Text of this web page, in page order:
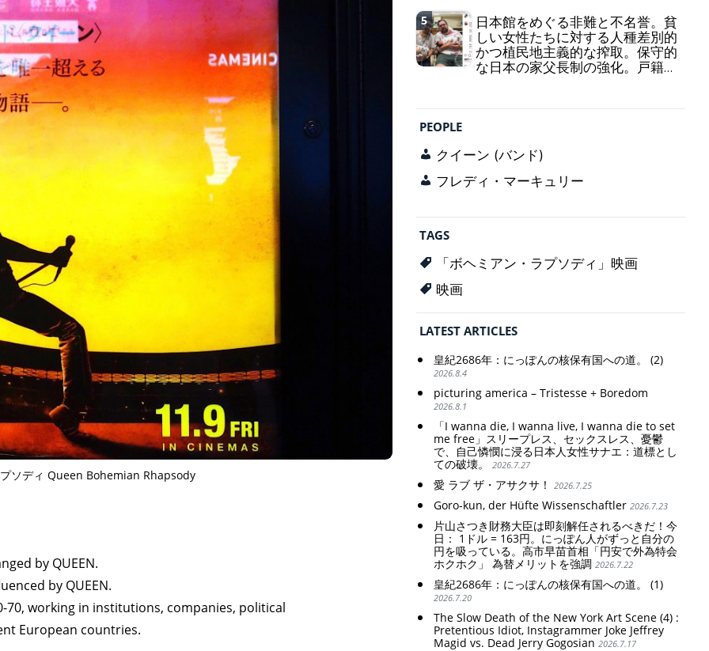
ソディ Queen Bohemian Rhapsody
by QUEEN.
by QUEEN.
70, working in institutions, companies, political
European countries.
5
日本館をめぐる非難と不名誉。貧
しい女性たちに対する人種差別的
かつ植民地主義的な搾取。保守的
な日本の家父長制の強化。戸籍制
registration system. Reinforcement of
discriminatory bloodline ideology.
PEOPLE
クイーン (バンド)
フレディ・マーキュリー
TAGS
「ボヘミアン・ラプソディ」映画
映画
LATEST ARTICLES
皇紀2686年：にっぽんの核保有国への道。 (2)
2026.8.4
picturing america – Tristesse + Boredom
2026.8.1
「I wanna die, I wanna live, I wanna die to set
me free」スリープレス、セックスレス、憂鬱
で、自己憐憫に浸る日本人女性サナエ：道標とし
ての破壊。
2026.7.27
愛 ラブ ザ・アサクサ！ 2026.7.25
Goro-kun, der Hüfte Wissenschaftler 2026.7.23
片山さつき財務大臣は即刻解任されるべきだ！今
日： 1ドル = 163円。にっぽん人がずっと自分の
円を吸っている。高市早苗首相「円安で外為特会
ホクホク」 為替メリットを強調 2026.7.22
皇紀2686年：にっぽんの核保有国への道。 (1)
2026.7.20
The Slow Death of the New York Art Scene (4) :
Pretentious Idiot, Instagrammer Joke Jeffrey
Magid vs. Dead Jerry Gogosian 2026.7.17